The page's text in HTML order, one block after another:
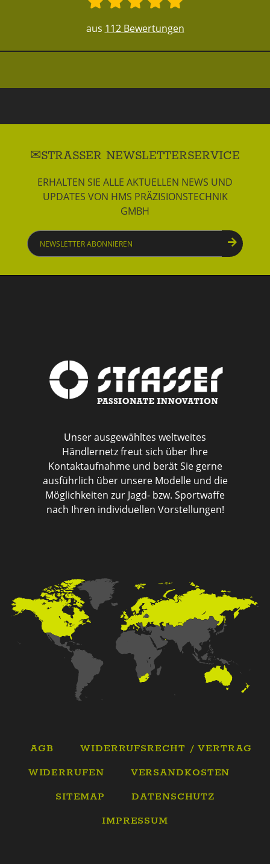
aus 112 Bewertungen
STRASSER NEWSLETTERSERVICE
ERHALTEN SIE ALLE AKTUELLEN NEWS UND
UPDATES VON HMS PRÄZISIONSTECHNIK
GMBH
Unser ausgewähltes weltweites
Händlernetz freut sich über Ihre
Kontaktaufnahme und berät Sie gerne
ausführlich über unsere Modelle und die
Möglichkeiten zur Jagd- bzw. Sportwaffe
nach Ihren individuellen Vorstellungen!
AGB
WIDERRUFSRECHT / VERTRAG
WIDERRUFEN
VERSANDKOSTEN
SITEMAP
DATENSCHUTZ
IMPRESSUM